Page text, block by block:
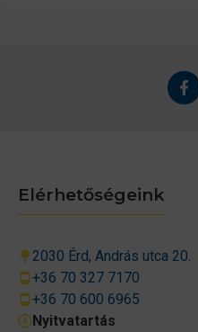
Elérhetőségeink
2030 Érd, András utca 20.
+36 70 327 7170
+36 70 600 6965
Nyitvatartás